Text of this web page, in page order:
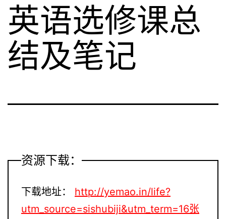
英语选修课总
结及笔记
资源下载：
下载地址：
http://yemao.in/life?
utm_source=sishubiji&utm_term=16张